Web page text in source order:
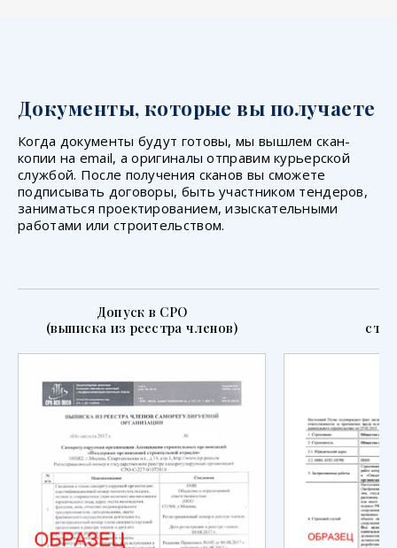
Документы, которые вы получаете
Когда документы будут готовы, мы вышлем скан-
копии на email, а оригиналы отправим курьерской
службой. После получения сканов вы сможете
подписывать договоры, быть участником тендеров,
заниматься проектированием, изыскательными
работами или строительством.
Допуск в СРО
(выписка из реестра членов)